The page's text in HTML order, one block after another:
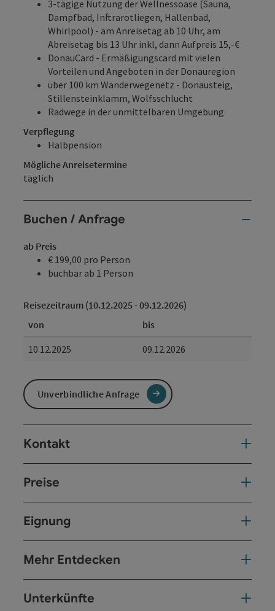
3-tägige Nutzung der Wellnessoase (Sauna,
Dampfbad, Inftrarotliegen, Hallenbad,
Whirlpool) - am Anreisetag ab 10 Uhr, am
Abreisetag bis 13 Uhr inkl, dann Aufpreis 15,-€
DonauCard - Ermäßigungscard mit vielen
Vorteilen und Angeboten in der Donauregion
über 100 km Wanderwegenetz - Donausteig,
Stillensteinklamm, Wolfsschlucht
Radwege in der unmittelbaren Umgebung
Verpflegung
Halbpension
Mögliche Anreisetermine
täglich
Buchen / Anfrage
ab Preis
€ 199,00 pro Person
buchbar ab 1 Person
Reisezeitraum (10.12.2025 - 09.12.2026)
von
bis
10.12.2025
09.12.2026
Unverbindliche Anfrage
Kontakt
Preise
Eignung
Mehr Entdecken
Unterkünfte